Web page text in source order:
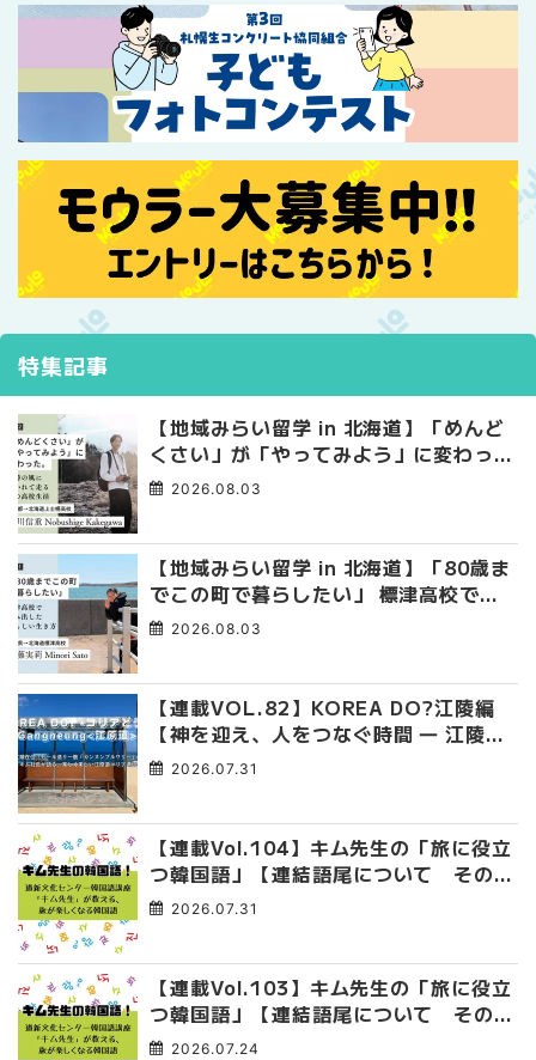
特集記事
【地域みらい留学 in 北海道】「めんど
くさい」が「やってみよう」に変わっ
た。 十勝の風に吹かれて走る、僕の泥
2026.08.03
【地域みらい留学 in 北海道】「80歳ま
でこの町で暮らしたい」 標津高校で踏
み出した、私らしい生き方
2026.08.03
【連載VOL.82】KOREA DO?江陵編
【神を迎え、人をつなぐ時間 ― 江陵端
午祭 】
2026.07.31
【連載Vol.104】キム先生の「旅に役立
つ韓国語」【連結語尾について その
4】2026.07.31
【連載Vol.103】キム先生の「旅に役立
つ韓国語」【連結語尾について その
3】2026.07.24